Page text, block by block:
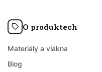
O produktech
Materiály a vlákna
Blog